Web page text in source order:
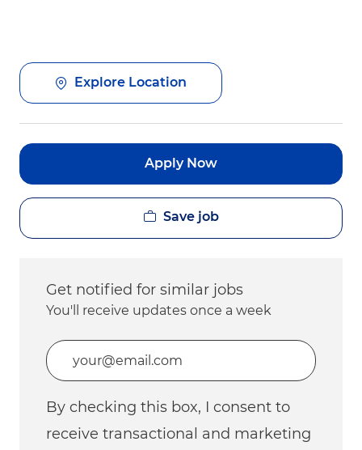
Explore Location
Apply Now
Save job
Get notified for similar jobs
You'll receive updates once a week
Enter Email address (Required)
By checking this box, I consent to
receive transactional and marketing